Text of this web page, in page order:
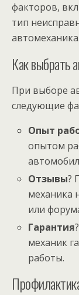
факторов,
тип
автомеханика.
Как выбрать
При выборе
следующие
Опыт
опытом
Отзывы?
механика
или
Гарантия
механик
работы.